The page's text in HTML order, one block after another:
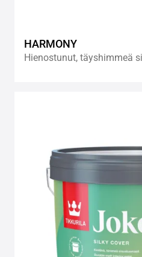
HARMONY
Hienostunut, täyshimmeä